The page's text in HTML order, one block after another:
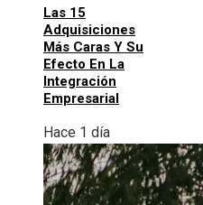
Las 15
Adquisiciones
Más Caras Y Su
Efecto En La
Integración
Empresarial
Hace 1 día